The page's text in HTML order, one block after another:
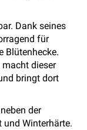
Dank seines
für
Blütenhecke.
dieser
bringt dort
der
und Winterhärte.